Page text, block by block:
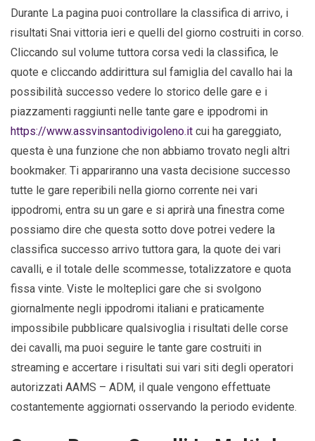
Durante La pagina puoi controllare la classifica di arrivo, i
risultati Snai vittoria ieri e quelli del giorno costruiti in corso.
Cliccando sul volume tuttora corsa vedi la classifica, le
quote e cliccando addirittura sul famiglia del cavallo hai la
possibilità successo vedere lo storico delle gare e i
piazzamenti raggiunti nelle tante gare e ippodromi in
https://www.assvinsantodivigoleno.it cui ha gareggiato,
questa è una funzione che non abbiamo trovato negli altri
bookmaker. Ti appariranno una vasta decisione successo
tutte le gare reperibili nella giorno corrente nei vari
ippodromi, entra su un gare e si aprirà una finestra come
possiamo dire che questa sotto dove potrei vedere la
classifica successo arrivo tuttora gara, la quote dei vari
cavalli, e il totale delle scommesse, totalizzatore e quota
fissa vinte. Viste le molteplici gare che si svolgono
giornalmente negli ippodromi italiani e praticamente
impossibile pubblicare qualsivoglia i risultati delle corse
dei cavalli, ma puoi seguire le tante gare costruiti in
streaming e accertare i risultati sui vari siti degli operatori
autorizzati AAMS – ADM, il quale vengono effettuate
costantemente aggiornati osservando la periodo evidente.